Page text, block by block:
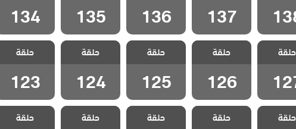
137
136
135
134
شارع
الحلقة
127
حلقة
مسلسل شارع
السلام الحلقة
126
حلقة
126
مسلسل شارع
السلام الحلقة
125
حلقة
125
مسلسل شارع
السلام الحلقة
124
حلقة
124
مسلسل شارع
السلام الحلقة
123
حلقة
123
شارع
الحلقةحلقة
مسلسل شارع
السلام الحلقة
حلقة
مسلسل شارع
السلام الحلقة
حلقة
مسلسل شارع
السلام الحلقة
حلقة
مسلسل شارع
السلام الحلقة
حلقة